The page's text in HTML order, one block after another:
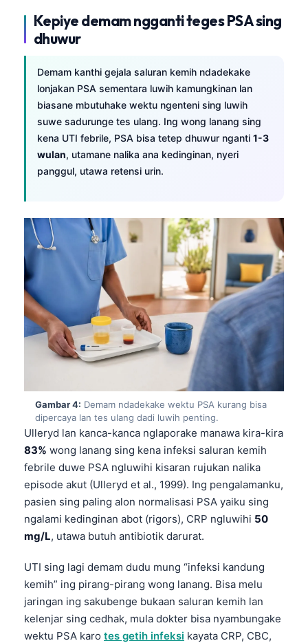
Kepiye demam ngganti teges PSA sing
dhuwur
Demam kanthi gejala saluran kemih ndadekake
lonjakan PSA sementara luwih kamungkinan lan
biasane mbutuhake wektu ngenteni sing luwih
suwe sadurunge tes ulang. Ing wong lanang sing
kena UTI febrile, PSA bisa tetep dhuwur nganti 1-3
wulan, utamane nalika ana kedinginan, nyeri
panggul, utawa retensi urin.
Gambar 4: Demam ndadekake wektu PSA kurang bisa
dipercaya lan tes ulang dadi luwih penting.
Ulleryd lan kanca-kanca nglaporake manawa kira-kira
83% wong lanang sing kena infeksi saluran kemih
febrile duwe PSA ngluwihi kisaran rujukan nalika
episode akut (Ulleryd et al., 1999). Ing pengalamanku,
pasien sing paling alon normalisasi PSA yaiku sing
ngalami kedinginan abot (rigors), CRP ngluwihi 50
mg/L, utawa butuh antibiotik darurat.
UTI sing lagi demam dudu mung “infeksi kandung
kemih” ing pirang-pirang wong lanang. Bisa melu
jaringan ing sakubenge bukaan saluran kemih lan
kelenjar sing cedhak, mula dokter bisa nyambungake
wektu PSA karo tes getih infeksi kayata CRP, CBC,